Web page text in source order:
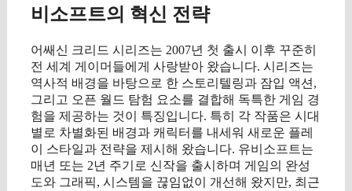
비소프트의 혁신 전략
어쌔신 크리드 시리즈는 2007년 첫 출시 이후 꾸준히
전 세계 게이머들에게 사랑받아 왔습니다. 시리즈는
역사적 배경을 바탕으로 한 스토리텔링과 잠입 액션,
그리고 오픈 월드 탐험 요소를 결합해 독특한 게임 경
험을 제공하는 것이 특징입니다. 특히 각 작품은 시대
별로 차별화된 배경과 캐릭터를 내세워 새로운 플레
이 스타일과 전략을 제시해 왔습니다. 유비소프트는
매년 또는 2년 주기로 신작을 출시하며 게임의 완성
도와 그래픽, 시스템을 끊임없이 개선해 왔지만, 최근